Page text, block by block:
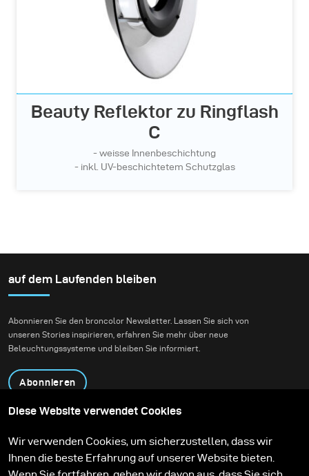
Beauty Reflektor zu Ringflash
C
- weisse Innenbeschichtung
- inkl. UV-beschichtetem Schutzglas
auf dem Laufenden bleiben
Abonnieren Sie den broncolor Newsletter. Lassen Sie sich von
unseren Stories inspirieren, erfahren Sie mehr über neue
Beleuchtungssysteme und bleiben Sie informiert.
Abonnieren
Kontakt
Technologien
Contribute to our blog
Lernen
Support
Karriere
Diese Website verwendet Cookies
Wir verwenden Cookies, um sicherzustellen, dass wir
Ihnen die beste Erfahrung auf unserer Website bieten.